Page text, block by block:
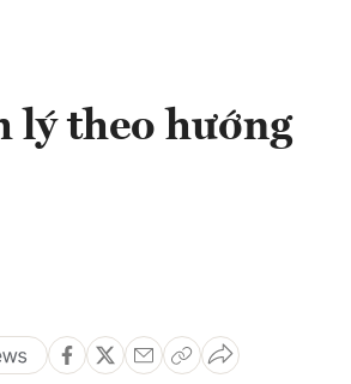
lý theo hướng